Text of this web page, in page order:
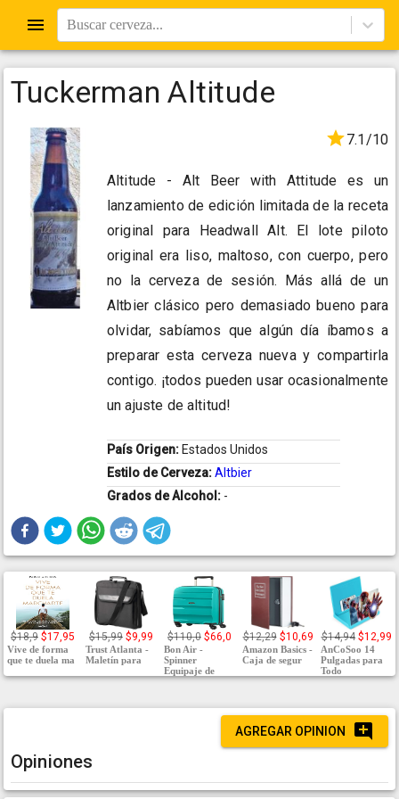
Buscar cerveza...
Tuckerman Altitude
7.1/10
Altitude - Alt Beer with Attitude es un
lanzamiento de edición limitada de la receta
original para Headwall Alt. El lote piloto
original era liso, maltoso, con cuerpo, pero
no la cerveza de sesión. Más allá de un
Altbier clásico pero demasiado bueno para
olvidar, sabíamos que algún día íbamos a
preparar esta cerveza nueva y compartirla
contigo. ¡todos pueden usar ocasionalmente
un ajuste de altitud!
País Origen: Estados Unidos
Estilo de Cerveza:Altbier
Grados de Alcohol: -
$18,9 $17,95
Vive de forma
que te duela ma
$15,99 $9,99
Trust Atlanta -
Maletín para
$110,0 $66,0
Bon Air -
Spinner
Equipaje de
$12,29 $10,69
Amazon Basics -
Caja de segur
$14,94 $12,99
AnCoSoo 14
Pulgadas para
Todo
AGREGAR OPINION
Opiniones